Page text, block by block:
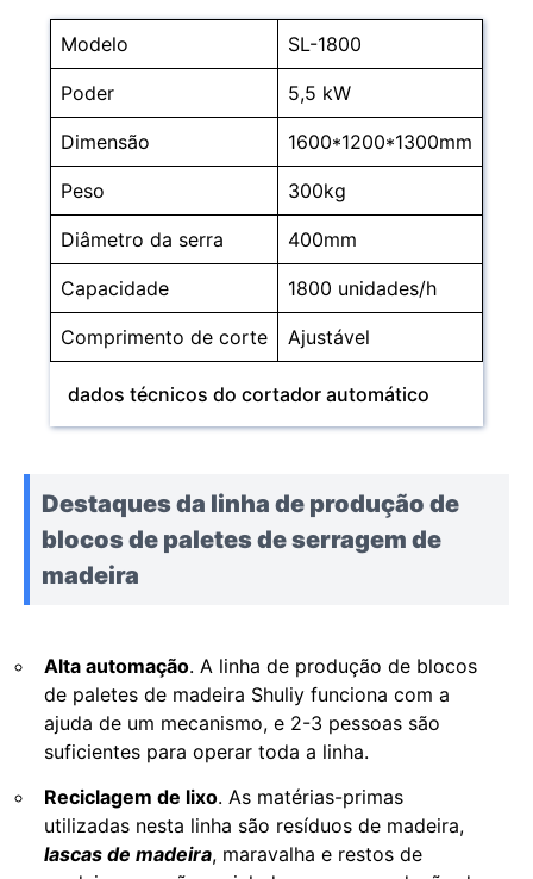
Modelo SL-1800
Poder 5,5 kW
Dimensão 1600*1200*1300mm
Peso 300kg
Diâmetro da serra 400mm
Capacidade 1800 unidades/h
Comprimento de corte Ajustável
dados técnicos do cortador automático
Destaques da linha de produção de
blocos de paletes de serragem de
madeira
Alta automação. A linha de produção de blocos
de paletes de madeira Shuliy funciona com a
ajuda de um mecanismo, e 2-3 pessoas são
suficientes para operar toda a linha.
Reciclagem de lixo. As matérias-primas
utilizadas nesta linha são resíduos de madeira,
lascas de madeira, maravalha e restos de